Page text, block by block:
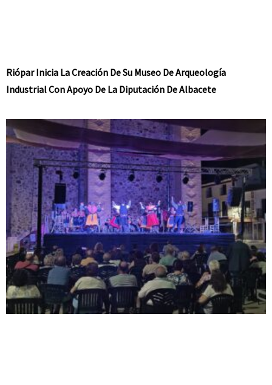
Riópar Inicia La Creación De Su Museo De Arqueología
Industrial Con Apoyo De La Diputación De Albacete